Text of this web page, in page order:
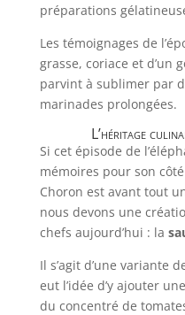
préparations
Les témoignages de
grasse, coriace et d’un
parvint à sublimer par
marinades prolongées.
L’héritage
Si cet épisode de
mémoires pour son
Choron est avant tout
nous devons une
chefs aujourd’hui : la
Il s’agit d’une variante
eut l’idée d’y ajouter
du concentré de